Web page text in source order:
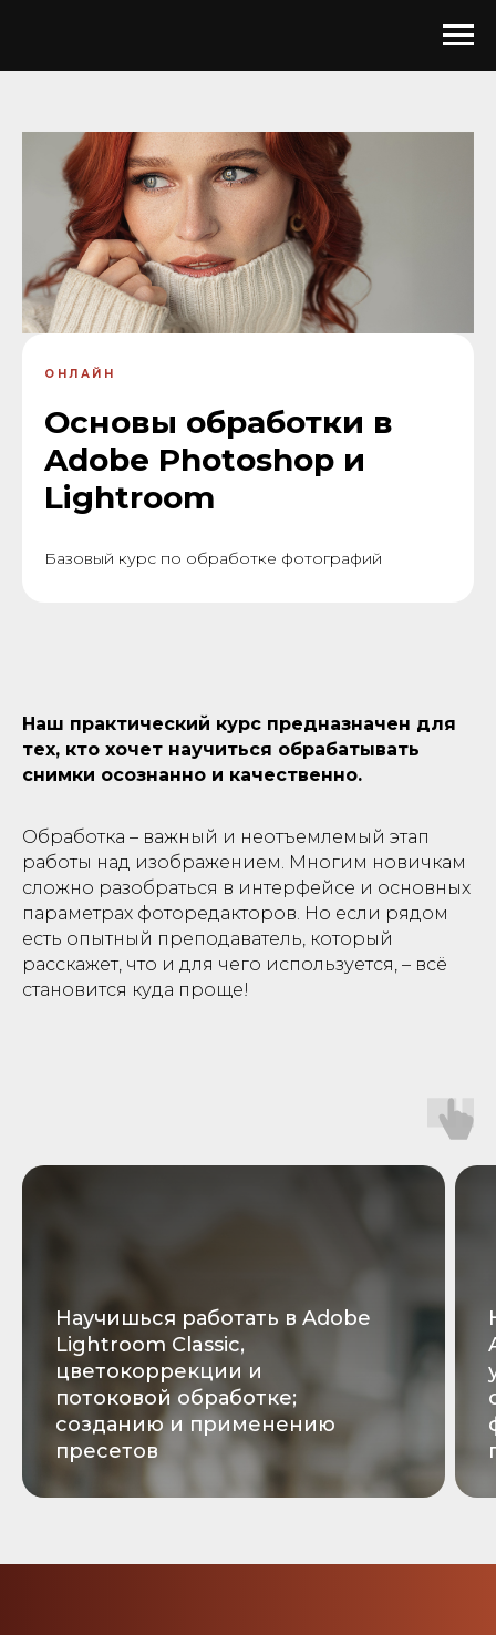
ОНЛАЙН
Основы обработки в
Adobe Photoshop и
Lightroom
Базовый курс по обработке фотографий
Наш практический курс предназначен для
тех, кто хочет научиться обрабатывать
снимки осознанно и качественно.
Обработка – важный и неотъемлемый этап
работы над изображением. Многим новичкам
сложно разобраться в интерфейсе и основных
параметрах фоторедакторов. Но если рядом
есть опытный преподаватель, который
расскажет, что и для чего используется, – всё
становится куда проще!
Научишься работать в Adobe
Lightroom Classic,
цветокоррекции и
потоковой обработке;
созданию и применению
пресетов